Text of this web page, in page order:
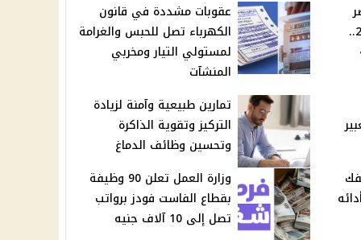
الثلاثاء 12 أغسطس 2025..
عقوبات مشددة في قانون
الكهرباء تصل للحبس والغرامة
لمستولي التيار ومخربي
المنشآت
تمارين طبيعية وآمنة لزيادة
التركيز وتقوية الذاكرة
وتحسين وظائف الدماغ
وزارة العمل تعلن 90 وظيفة
بقطاع الفاست فودز برواتب
تصل إلى 10 آلاف جنيه